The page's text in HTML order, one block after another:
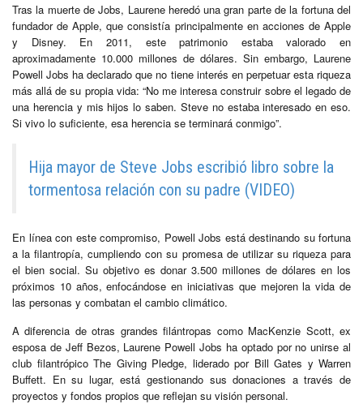
Tras la muerte de Jobs, Laurene heredó una gran parte de la fortuna del
fundador de Apple, que consistía principalmente en acciones de Apple
y Disney. En 2011, este patrimonio estaba valorado en
aproximadamente 10.000 millones de dólares. Sin embargo, Laurene
Powell Jobs ha declarado que no tiene interés en perpetuar esta riqueza
más allá de su propia vida: “No me interesa construir sobre el legado de
una herencia y mis hijos lo saben. Steve no estaba interesado en eso.
Si vivo lo suficiente, esa herencia se terminará conmigo”.
Hija mayor de Steve Jobs escribió libro sobre la
tormentosa relación con su padre (VIDEO)
En línea con este compromiso, Powell Jobs está destinando su fortuna
a la filantropía, cumpliendo con su promesa de utilizar su riqueza para
el bien social. Su objetivo es donar 3.500 millones de dólares en los
próximos 10 años, enfocándose en iniciativas que mejoren la vida de
las personas y combatan el cambio climático.
A diferencia de otras grandes filántropas como MacKenzie Scott, ex
esposa de Jeff Bezos, Laurene Powell Jobs ha optado por no unirse al
club filantrópico The Giving Pledge, liderado por Bill Gates y Warren
Buffett. En su lugar, está gestionando sus donaciones a través de
proyectos y fondos propios que reflejan su visión personal.